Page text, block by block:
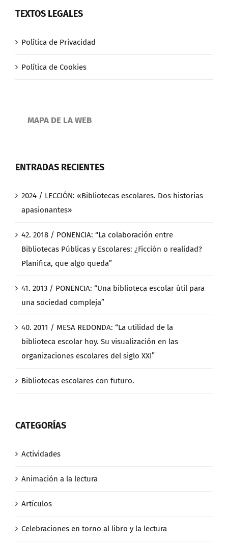
TEXTOS LEGALES
Política de Privacidad
Política de Cookies
MAPA DE LA WEB
ENTRADAS RECIENTES
2024 / LECCIÓN: «Bibliotecas escolares. Dos historias
apasionantes»
42. 2018 / PONENCIA: “La colaboración entre
Bibliotecas Públicas y Escolares: ¿Ficción o realidad?
Planifica, que algo queda”
41. 2013 / PONENCIA: “Una biblioteca escolar útil para
una sociedad compleja”
40. 2011 / MESA REDONDA: “La utilidad de la
biblioteca escolar hoy. Su visualización en las
organizaciones escolares del siglo XXI”
Bibliotecas escolares con futuro.
CATEGORÍAS
Actividades
Animación a la lectura
Artículos
Celebraciones en torno al libro y la lectura